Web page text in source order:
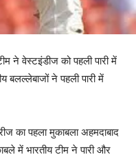
ने वेस्टइंडीज को पहली पारी में
बलल्लेबाजों ने पहली पारी में
का पहला मुकाबला अहमदाबाद
में भारतीय टीम ने पारी और